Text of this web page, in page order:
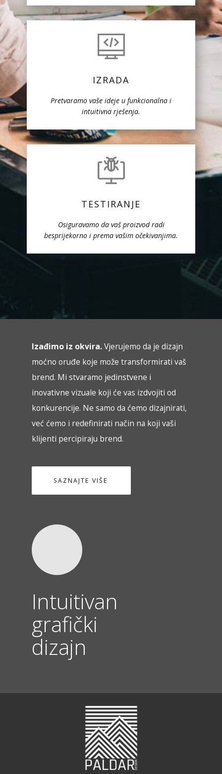
IZRADA
Pretvaramo vaše ideje u funkcionalna i
intuitivna rješenja.
TESTIRANJE
Osiguravamo da vaš proizvod radi
besprijekorno i prema vašim očekivanjima.
Izađimo iz okvira.Vjerujemo da je dizajn
moćno oruđe koje može transformirati vaš
brend. Mi stvaramo jedinstvene i
inovativne vizuale koji će vas izdvojiti od
konkurencije. Ne samo da ćemo dizajnirati,
već ćemo i redefinirati način na koji vaši
klijenti percipiraju brend.
SAZNAJTE VIŠE
Intuitivan
grafički
dizajn